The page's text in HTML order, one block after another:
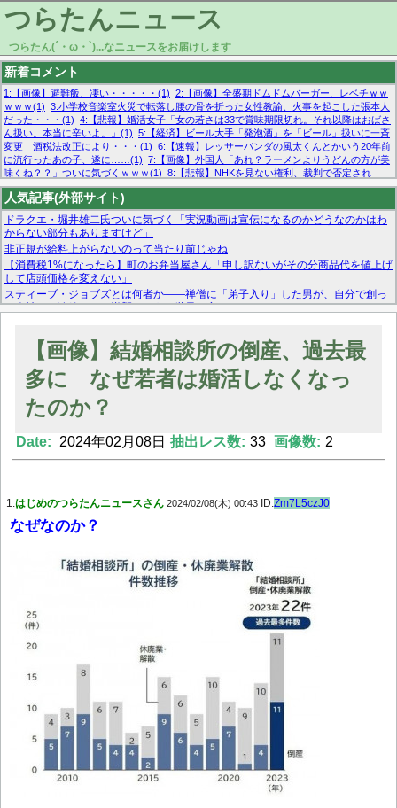
つらたんニュース
つらたん(´・ω・`)...なニュースをお届けします
新着コメント
1:【画像】避難飯、凄い・・・・・(1) 2:【画像】全盛期ドムドムバーガー、レベチｗｗ
ｗｗｗ(1) 3:小学校音楽室火災で転落し腰の骨を折った女性教諭、火事を起こした張本人
だった・・・(1) 4:【悲報】婚活女子「女の若さは33で賞味期限切れ。それ以降はおばさ
ん扱い。本当に辛いよ。」(1) 5:【経済】ビール大手「発泡酒」を「ビール」扱いに一斉
変更 酒税法改正により・・・(1) 6:【速報】レッサーパンダの風太くんとかいう20年前
に流行ったあの子、遂に……(1) 7:【画像】外国人「あれ？ラーメンよりうどんの方が美
味くね？？」ついに気づくｗｗｗ(1) 8:【悲報】NHKを見ない権利、裁判で否定され
る・・・(1) 9:欧州委員長「原発縮小は間違いでした」(1) 10:【悲報】日本企業の人手不
足、限界突破 52%「正社員も足りてません…」(1)
人気記事(外部サイト)
ドラクエ・堀井雄二氏ついに気づく「実況動画は宣伝になるのかどうなのかはわ
からない部分もありますけど」
非正規が給料上がらないのって当たり前じゃね
【消費税1%になったら】町のお弁当屋さん「申し訳ないがその分商品代を値上げ
して店頭価格を変えない」
スティーブ・ジョブズとは何者か——禅僧に「弟子入り」した男が、自分で創っ
た会社から追放され、逆襲のように世界を変えるまで
ニーCEOの「量より質」宣言の裏で渦巻くファンの本音とMCUの未来を徹底考
【モー娘。石田亜佑美】ファーストテイク出演も新規獲得ならず？北川莉央が1
【画像あり】FacebookとかTwitterで拾ったエロ画像貼ってくよ
【画像】結婚相談所の倒産、過去最
多に なぜ若者は婚活しなくなっ
たのか？
Date: 2024年02月08日 抽出レス数: 33 画像数: 2
1:はじめのつらたんニュースさん 2024/02/08(木) 00:43 ID:Zm7L5czJ0
なぜなのか？